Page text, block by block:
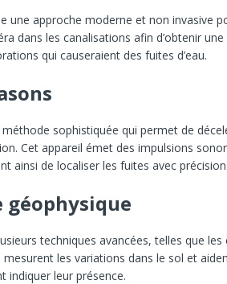
une approche moderne et non invasive
dans les canalisations afin d’obtenir
qui causeraient des fuites d’eau.
sophistiquée qui permet de
Cet appareil émet des impulsions
ainsi de localiser les fuites avec précision.
géophysique
techniques avancées, telles que
les variations dans le sol et
indiquer leur présence.